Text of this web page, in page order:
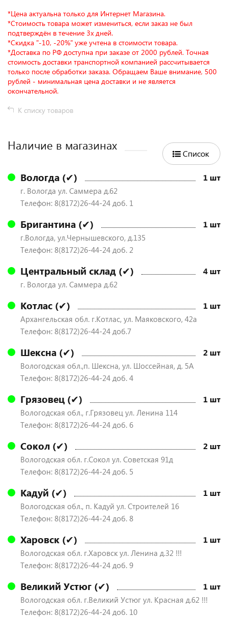
*Цена актуальна только для Интернет Магазина.
*Стоимость товара может измениться, если заказ не был
подтверждён в течение 3х дней.
*Скидка "-10, -20%" уже учтена в стоимости товара.
*Доставка по РФ доступна при заказе от 2000 рублей. Точная
стоимость доставки транспортной компанией рассчитывается
только после обработки заказа. Обращаем Ваше внимание, 500
рублей - минимальная цена доставки и не является
окончательной.
К списку товаров
Наличие в магазинах
Список
Вологда (✔) 1 шт
г. Вологда ул. Саммера д.62
Телефон: 8(8172)26-44-24 доб. 1
Бригантина (✔) 1 шт
г.Вологда, ул.Чернышевского, д.135
Телефон: 8(8172)26-44-24 доб. 2
Центральный склад (✔) 4 шт
г. Вологда ул. Саммера д.62
Котлас (✔) 1 шт
Архангельская обл. г.Котлас, ул. Маяковского, 42а
Телефон: 8(8172)26-44-24 доб.7
Шексна (✔) 2 шт
Вологодская обл.,п. Шексна, ул. Шоссейная, д. 5А
Телефон: 8(8172)26-44-24 доб. 4
Грязовец (✔) 1 шт
Вологодская обл., г.Грязовец ул. Ленина 114
Телефон: 8(8172)26-44-24 доб. 6
Сокол (✔) 2 шт
Вологодская обл. г.Сокол ул. Советская 91д
Телефон: 8(8172)26-44-24 доб. 5
Кадуй (✔) 1 шт
Вологодская обл., п. Кадуй ул. Строителей 16
Телефон: 8(8172)26-44-24 доб. 8
Харовск (✔) 1 шт
Вологодская обл. г.Харовск ул. Ленина д.32 !!!
Телефон: 8(8172)26-44-24 доб. 9
Великий Устюг (✔) 1 шт
Вологодская обл. г.Великий Устюг ул. Красная д.62 !!!
Телефон: 8(8172)26-44-24 доб. 10